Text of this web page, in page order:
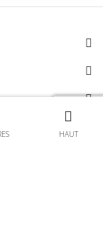
HAUT
Contact